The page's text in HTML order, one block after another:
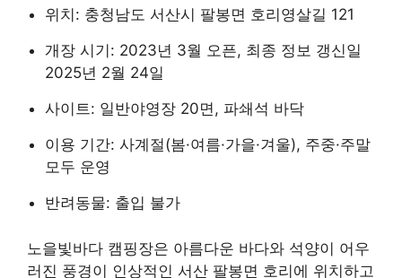
위치: 충청남도 서산시 팔봉면 호리영살길 121
개장 시기: 2023년 3월 오픈, 최종 정보 갱신일
2025년 2월 24일
사이트: 일반야영장 20면, 파쇄석 바닥
이용 기간: 사계절(봄·여름·가을·겨울), 주중·주말
모두 운영
반려동물: 출입 불가
노을빛바다 캠핑장은 아름다운 바다와 석양이 어우
러진 풍경이 인상적인 서산 팔봉면 호리에 위치하고